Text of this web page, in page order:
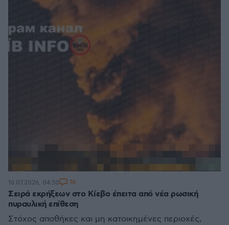
Σειρά εκρήξεων στο Κίεβο έπειτα από νέα ρωσική
πυραυλική επίθεση
Στόχος αποθήκες και μη κατοικημένες περιοχές,
16.07.2026, 04:50 16